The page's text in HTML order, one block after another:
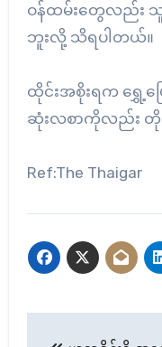
ဝန်ထမ်းတွေလည်း
ဘူးလို့ သိရပါတယ်။
ထိုင်းအစိုးရက ရွှေ့
ဆုံးလစာကိုလည်း တိုးပ
Ref:The Thaigar